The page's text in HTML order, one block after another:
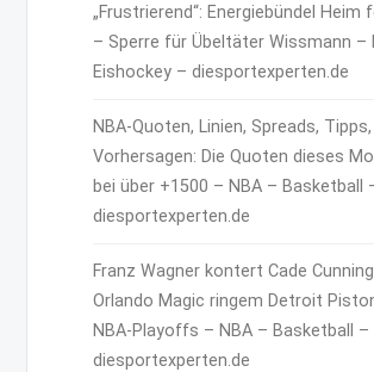
„Frustrierend“: Energiebündel
– Sperre für Übeltäter Wissmann –
Eishockey – diesportexperten.de
NBA-Quoten, Linien, Spreads, Tipps,
Vorhersagen: Die Quoten dieses
bei über +1500 – NBA – Basketball
diesportexperten.de
Franz Wagner kontert Cade
Orlando Magic ringem Detroit
NBA-Playoffs – NBA – Basketball –
diesportexperten.de